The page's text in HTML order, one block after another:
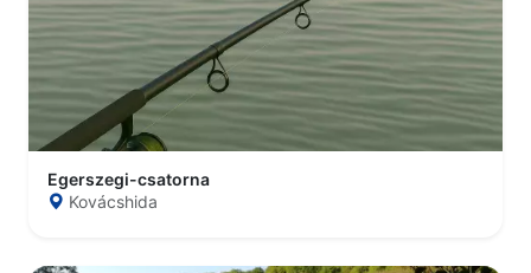
Egerszegi-csatorna
Kovácshida